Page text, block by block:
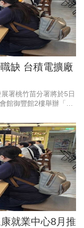
缺 台積電擴廠
署桃竹苗分署將於5日
館御豐館2樓舉辦「新
就業中心8月推